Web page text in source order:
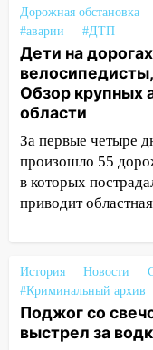
мероприятие,
празднованию
следствия
19:30
поддержать
на фестивале
18:11
пилотным
«Культурное
новых
16:51 В
ремонтируют
и проводят
Дорожная обстановка
#аварии
#ДТП
Дети на
Обзор крупных
области
За первые четыре
произошло 55
в которых
приводит областная
История Новости
#Криминальный архив
Поджог со
выстрел за